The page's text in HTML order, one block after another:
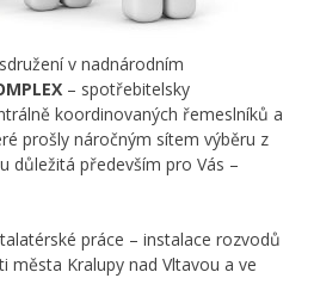
v nadnárodním
– spotřebitelsky
koordinovaných řemeslníků a
prošly náročným sítem výběru z
důležitá především pro Vás –
práce – instalace rozvodů
města Kralupy nad Vltavou a ve